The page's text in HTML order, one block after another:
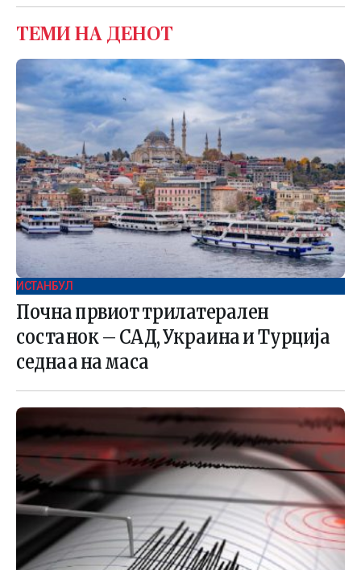
ТЕМИ НА ДЕНОТ
ИСТАНБУЛ
Почна првиот трилатерален
состанок – САД, Украина и Турција
седнаа на маса